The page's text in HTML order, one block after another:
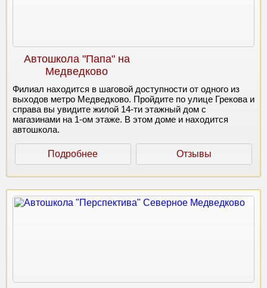
Автошкола "Папа" на
Медведково
Филиал находится в шаговой доступности от одного из
выходов метро Медведково. Пройдите по улице Грекова и
справа вы увидите жилой 14-ти этажный дом с
магазинами на 1-ом этаже. В этом доме и находится
автошкола.
Подробнее Отзывы